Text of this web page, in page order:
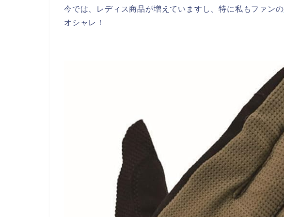
今では、レディス商品が増えていますし、特に私もファンの
オシャレ！